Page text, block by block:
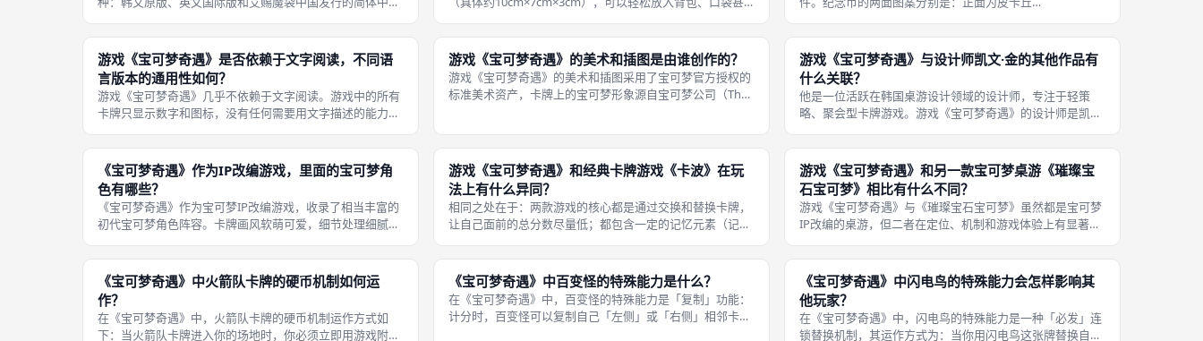
书为英文，卡牌仍保持无文字设计。 韩文版是游戏的最早版
本，由Mandoo
（如《璀璨宝石宝可梦》）的主要优势之一。 在配件方面，
虽然盒子很小，但内部仍
工精致、质感出色，远超过同价位其他轻策桌游的配件水
平。 在游戏规则中，这枚金属币用于火箭
游戏《宝可梦奇遇》是否依赖于文字阅读，不同语
言版本的通用性如何？
游戏《宝可梦奇遇》几乎不依赖于文字阅读。游戏中的所有
卡牌只显示数字和图标，没有任何需要用文字描述的能力，
查看符号、复制符号等）。 在成都桌游聚会中，这一点尤其
重要，因为聚会可能有来自不同国
游戏《宝可梦奇遇》的美术和插图是由谁创作的？
游戏《宝可梦奇遇》的美术和插图采用了宝可梦官方授权的
标准美术资产，卡牌上的宝可梦形象源自宝可梦公司（The
修，确
游戏《宝可梦奇遇》与设计师凯文·金的其他作品有
什么关联？
他是一位活跃在韩国桌游设计领域的设计师，专注于轻策
略、聚会型卡牌游戏。游戏《宝可梦奇遇》的设计师是凯文·
遇》——也就是《宝可梦奇遇》的设计原型和原始版本。 在
《宝可梦奇遇》获得市场好评
《宝可梦奇遇》作为IP改编游戏，里面的宝可梦角
色有哪些？
《宝可梦奇遇》作为宝可梦IP改编游戏，收录了相当丰富的
初代宝可梦角色阵容。卡牌画风软萌可爱，细节处理细腻。
丁、伊布、梦幻、耿鬼、喷火龙、闪电鸟、百变怪、卡比
兽、火箭队（反派组织角色）。 除了
游戏《宝可梦奇遇》和经典卡牌游戏《卡波》在玩
法上有什么异同？
相同之处在于：两款游戏的核心都是通过交换和替换卡牌，
让自己面前的总分数尽量低；都包含一定的记忆元素（记住
卡牌游戏《卡波》（Cabo）同属于「低分获胜型」卡牌游
戏，但在具体规则上有诸多差异。
游戏《宝可梦奇遇》和另一款宝可梦桌游《璀璨宝
石宝可梦》相比有什么不同？
游戏《宝可梦奇遇》与《璀璨宝石宝可梦》虽然都是宝可梦
IP改编的桌游，但二者在定位、机制和游戏体验上有显著差
戏，核心是凑对子归零分数，运气成分较大；《璀璨宝石宝
可梦》则是资源管理型德式游戏，
《宝可梦奇遇》中火箭队卡牌的硬币机制如何运
作？
在《宝可梦奇遇》中，火箭队卡牌的硬币机制运作方式如
下：当火箭队卡牌进入你的场地时，你必须立即用游戏附带
《宝可梦奇遇》中百变怪的特殊能力是什么？
在《宝可梦奇遇》中，百变怪的特殊能力是「复制」功能：
计分时，百变怪可以复制自己「左侧」或「右侧」相邻卡牌
《宝可梦奇遇》中闪电鸟的特殊能力会怎样影响其
他玩家？
在《宝可梦奇遇》中，闪电鸟的特殊能力是一种「必发」连
锁替换机制，其运作方式为：当你用闪电鸟这张牌替换自己